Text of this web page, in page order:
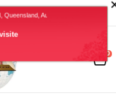
0
Queensland, Australia a acheté un